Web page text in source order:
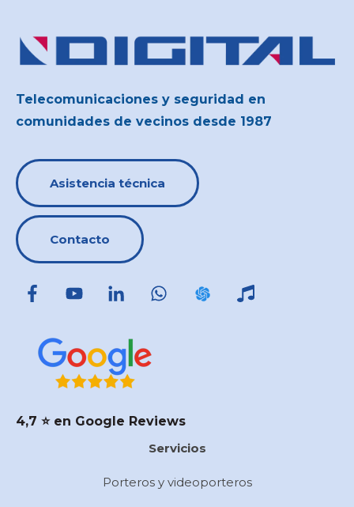
Telecomunicaciones y seguridad en
comunidades de vecinos desde 1987
Asistencia técnica
Contacto
4,7 ⭐️ en Google Reviews
Servicios
Porteros y videoporteros